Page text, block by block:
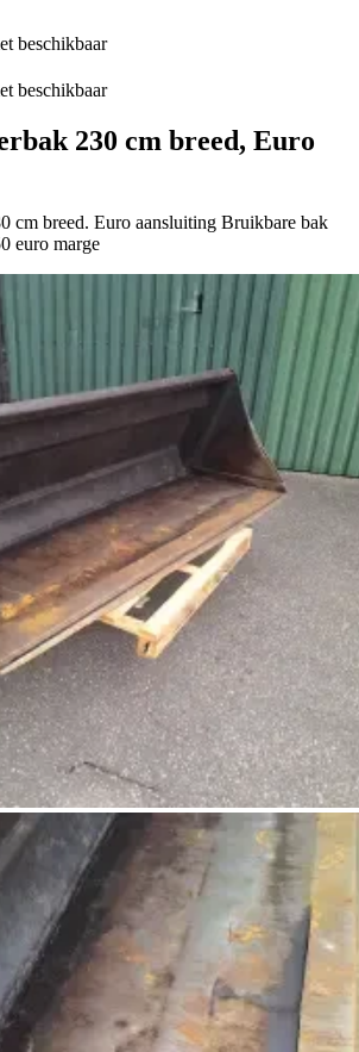
beschikbaar
beschikbaar
230 cm breed, Euro
cm breed. Euro aansluiting Bruikbare bak
euro marge